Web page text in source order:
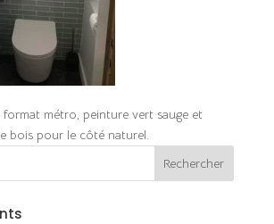
format métro, peinture vert sauge et
bois pour le côté naturel.